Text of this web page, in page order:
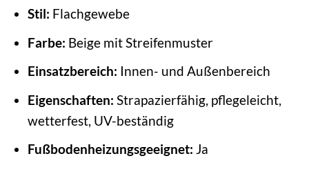
Stil: Flachgewebe
Farbe: Beige mit Streifenmuster
Einsatzbereich: Innen- und Außenbereich
Eigenschaften: Strapazierfähig, pflegeleicht,
wetterfest, UV-beständig
Fußbodenheizungsgeeignet: Ja